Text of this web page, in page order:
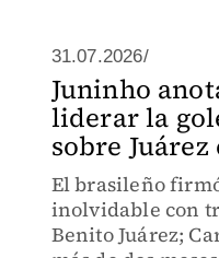
31.07.2026/
Juninho
liderar la
sobre
El brasileño
inolvidable con
Benito Juárez;